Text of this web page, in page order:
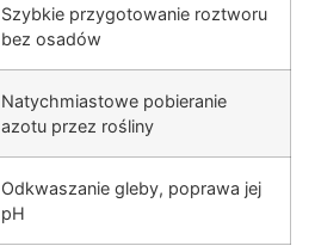
Szybkie przygotowanie roztworu
bez osadów
Natychmiastowe pobieranie
azotu przez rośliny
Odkwaszanie gleby, poprawa jej
pH